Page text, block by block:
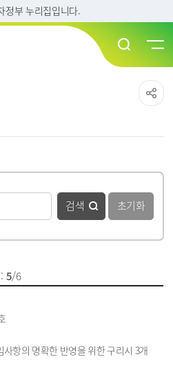
정부 누리집입니다.
검색 초기화
5/6
사항의 명확한 반영을 위한 구리시 3개